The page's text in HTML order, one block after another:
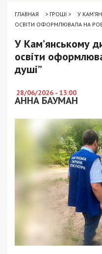
ГЛАВНАЯ > ГРОШІ >
У
ОСВІТИ ОФОРМЛЮВАЛА НА
У Кам’янському
освіти
душі”
28/06/2026 - 13:00
АННА БАУМАН